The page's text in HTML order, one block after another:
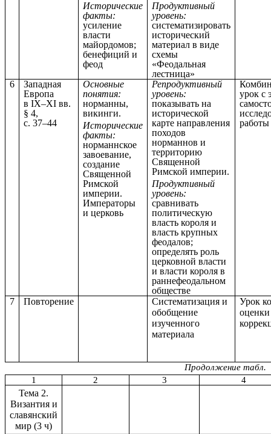
Исторические
факты:
усиление
власти
майордомов;
бенефиций и
феод
Продуктивный
уровень:
систематизировать
исторический
материал в виде
схемы
«Феодальная
лестница»
6
Западная
Европа
в IX–XI вв.
§ 4,
с. 37–44
Основные
понятия:
норманны,
викинги.
Исторические
факты:
норманнское
завоевание,
создание
Священной
Римской
империи.
Императоры
и церковь
Репродуктивный
уровень:
показывать на
исторической
карте направления
походов
норманнов и
территорию
Священной
Римской империи.
Продуктивный
уровень:
сравнивать
политическую
власть короля и
власть крупных
феодалов;
определять роль
церковной власти
и власти короля в
раннефеодальном
обществе
урок с
7 Повторение
Систематизация и
обобщение
изученного
материала
Урок
Продолжение табл.
1
2 3 4
Тема 2.
Византия и
славянский
мир (3 ч)